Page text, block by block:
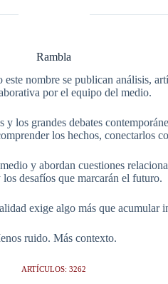
Rambla
nombre se publican análisis,
por el equipo del medio.
los grandes debates
los hechos, conectarlos
y abordan cuestiones
desafíos que marcarán el futuro.
exige algo más que acumular
ruido. Más contexto.
ARTÍCULOS: 3262